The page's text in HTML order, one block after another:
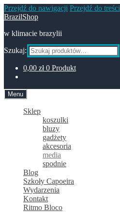
Przejdź do nawigacji Przejdź do treści
BrazilShop
w klimacie brazylii
Szukaj:
0,00 zł 0 Produkt
Menu
Sklep
koszulki
bluzy
gadżety
akcesoria
media
spodnie
Blog
Szkoły Capoeira
Wydarzenia
Kontakt
Ritmo Bloco